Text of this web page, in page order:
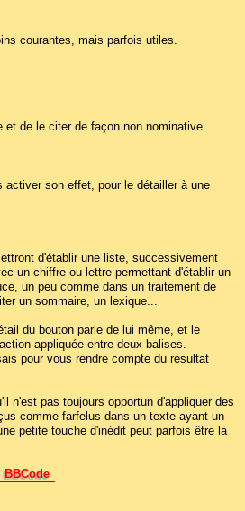
courantes, mais parfois utiles.
et de le citer de façon non nominative.
activer son effet, pour le détailler à une
d'établir une liste, successivement
un chiffre ou lettre permettant d'établir un
un peu comme dans un traitement de
un sommaire, un lexique...
du bouton parle de lui même, et le
appliquée entre deux balises.
pour vous rendre compte du résultat
n'est pas toujours opportun d'appliquer des
comme farfelus dans un texte ayant un
petite touche d'inédit peut parfois être la
BBCode